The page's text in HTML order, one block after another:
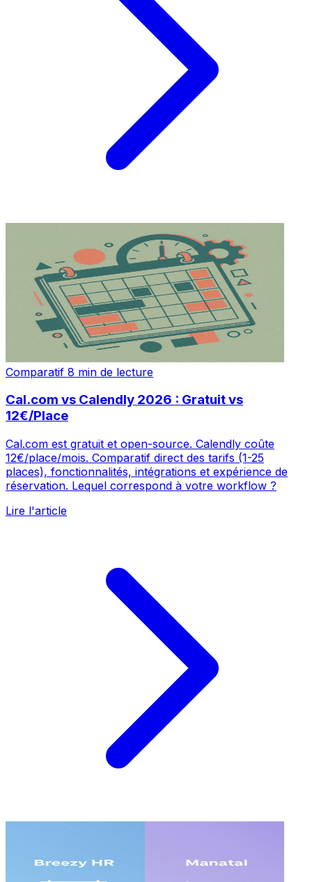
Comparatif 8 min de lecture
Cal.com vs Calendly 2026 : Gratuit vs
12€/Place
Cal.com est gratuit et open-source. Calendly coûte
12€/place/mois. Comparatif direct des tarifs (1-25
places), fonctionnalités, intégrations et expérience de
réservation. Lequel correspond à votre workflow ?
Lire l'article